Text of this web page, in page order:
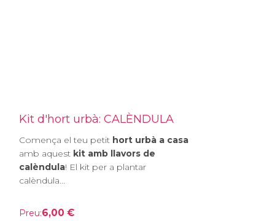
Kit d'hort urbà: CALÈNDULA
Comença el teu petit hort urbà a casa
amb aquest kit amb llavors de
calèndula! El kit per a plantar
calèndula...
Preu:6,00 €